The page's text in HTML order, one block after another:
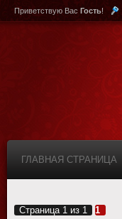
Приветствую Вас Гость!
ГЛАВНАЯ СТРАНИЦА
Страница 1 из 1 1